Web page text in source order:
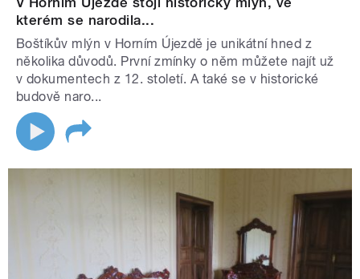
kterém se narodila...
Boštíkův mlýn v Horním Újezdě je unikátní hned z
několika důvodů. První zmínky o něm můžete najít už
v dokumentech z 12. století. A také se v historické
budově naro...